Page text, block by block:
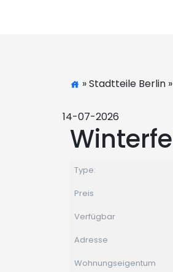
» Stadtteile Berlin
14-07-2026
Type:
Preis
Verfügbar
Adresse
Wohnungseigentum